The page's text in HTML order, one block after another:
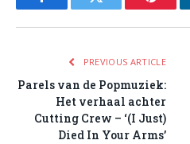
FacebookTwitter
PREVIOUS ARTICLE
Parels van de Popmuziek:
Het verhaal achter
Cutting Crew – ‘(I Just)
Died In Your Arms’